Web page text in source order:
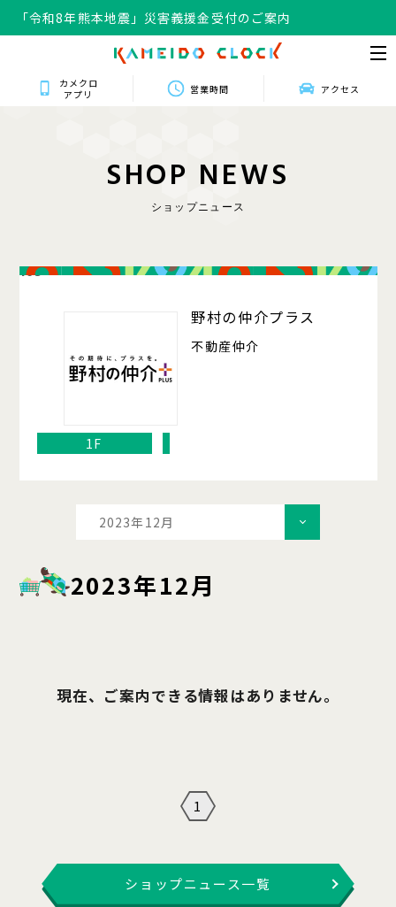
「令和8年熊本地震」災害義援金受付のご案内
カメクロ
アプリ
営業時間 アクセス
SHOP NEWS
ショップニュース
103
野村の仲介プラス
不動産仲介
1F
2023年12月
2023年12月
現在、ご案内できる情報はありません。
1
ショップニュース一覧